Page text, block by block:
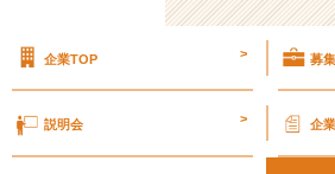
の
力
企業TOP > 募集
説明会 > 企